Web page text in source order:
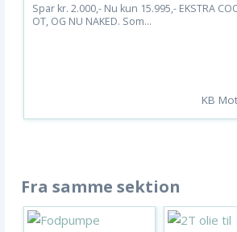
Spar kr. 2.000,- Nu kun 15.995,- EKSTRA
OT, OG NU NAKED. Som...
KB
Fra samme sektion